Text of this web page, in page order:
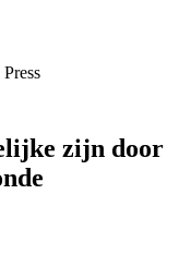
kan-
in-
zijn door